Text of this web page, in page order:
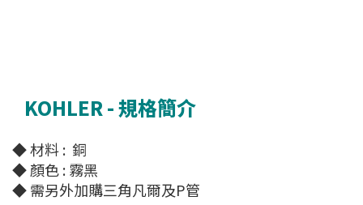
KOHLER - 規格簡介
◆ 材料 : 銅
◆ 顏色 : 霧黑
◆ 需另外加購三角凡爾及P管